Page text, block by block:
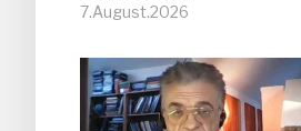
7.August.2026